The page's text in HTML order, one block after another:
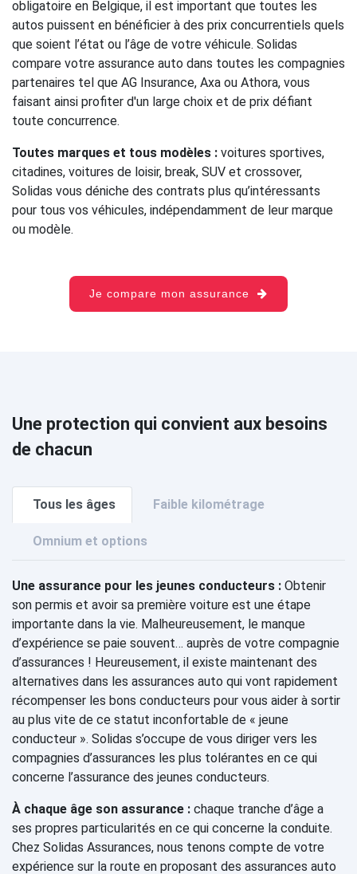
obligatoire en Belgique, il est important que toutes les
autos puissent en bénéficier à des prix concurrentiels quels
que soient l’état ou l’âge de votre véhicule. Solidas
compare votre assurance auto dans toutes les compagnies
partenaires tel que AG Insurance, Axa ou Athora, vous
faisant ainsi profiter d'un large choix et de prix défiant
toute concurrence.
Toutes marques et tous modèles : voitures sportives,
citadines, voitures de loisir, break, SUV et crossover,
Solidas vous déniche des contrats plus qu’intéressants
pour tous vos véhicules, indépendamment de leur marque
ou modèle.
Je compare mon assurance
Une protection qui convient aux besoins
de chacun
Tous les âges Faible kilométrage
Omnium et options
Une assurance pour les jeunes conducteurs : Obtenir
son permis et avoir sa première voiture est une étape
importante dans la vie. Malheureusement, le manque
d’expérience se paie souvent… auprès de votre compagnie
d’assurances ! Heureusement, il existe maintenant des
alternatives dans les assurances auto qui vont rapidement
récompenser les bons conducteurs pour vous aider à sortir
au plus vite de ce statut inconfortable de « jeune
conducteur ». Solidas s’occupe de vous diriger vers les
compagnies d’assurances les plus tolérantes en ce qui
concerne l’assurance des jeunes conducteurs.
À chaque âge son assurance : chaque tranche d’âge a
ses propres particularités en ce qui concerne la conduite.
Chez Solidas Assurances, nous tenons compte de votre
expérience sur la route en proposant des assurances auto